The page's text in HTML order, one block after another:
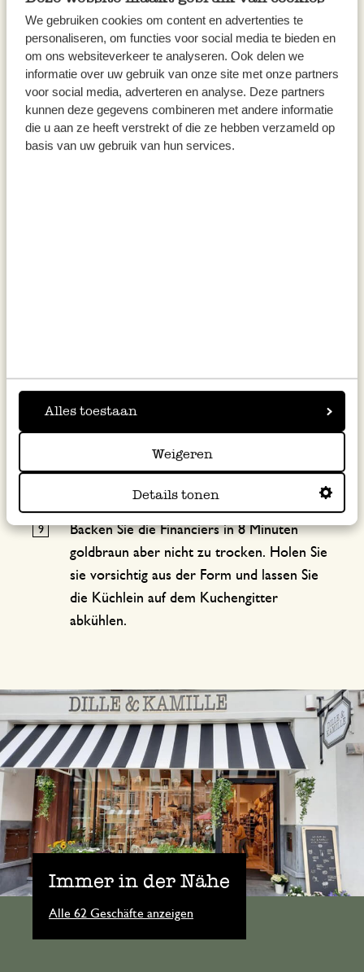
We gebruiken cookies om content en advertenties te
personaliseren, om functies voor social media te bieden en
om ons websiteverkeer te analyseren. Ook delen we
informatie over uw gebruik van onze site met onze partners
voor social media, adverteren en analyse. Deze partners
kunnen deze gegevens combineren met andere informatie
die u aan ze heeft verstrekt of die ze hebben verzameld op
basis van uw gebruik van hun services.
Alles toestaan
Weigeren
Details tonen
alles sorgfältig.
Schmelzen Sie die Butter und lassen Sie sie
leicht bräunen, bis sie eine helle
Haselnussfarbe bekommt. Dadurch
bekommen die Finaciers ihr nussiges
Aroma. Aber Achtung, die Butter wird
Stunde im Kühlschrank kalt.
Löffeln oder spritzen Sie den Teig in die
Backen Sie die Financiers in 8 Minuten
goldbraun aber nicht zu trocken. Holen Sie
sie vorsichtig aus der Form und lassen Sie
die Küchlein auf dem Kuchengitter
abkühlen.
Immer in der Nähe
Alle 62 Geschäfte anzeigen